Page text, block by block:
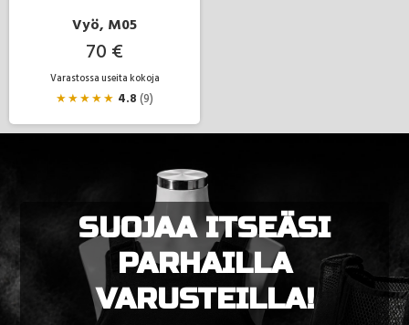
Vyö, M05
70 €
Varastossa useita kokoja
★★★★★ 4.8(9)
SUOJAA ITSEÄSI
PARHAILLA
VARUSTEILLA!